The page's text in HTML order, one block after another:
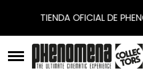
TIENDA OFICIAL DE